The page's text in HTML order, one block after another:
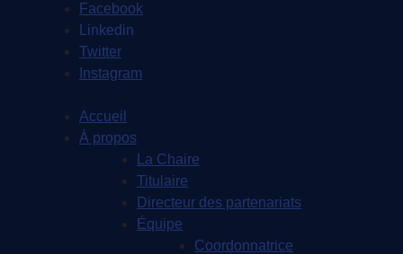
Facebook
Linkedin
Twitter
Instagram
Accueil
À propos
La Chaire
Titulaire
Directeur des partenariats
Équipe
Coordonnatrice